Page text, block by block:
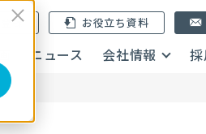
録 お役立ち資料
ニュース 会社情報